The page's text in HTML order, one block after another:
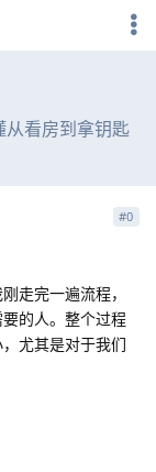
看房到拿钥匙
#0
走完一遍流程，
的人。整个过程
尤其是对于我们